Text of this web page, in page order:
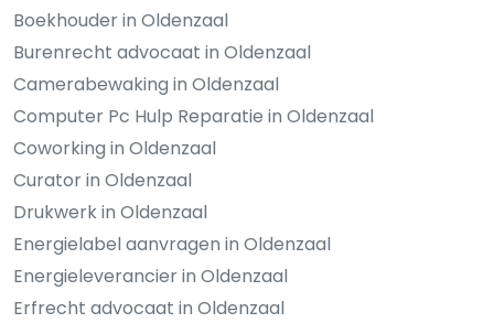
Boekhouder in Oldenzaal
Burenrecht advocaat in Oldenzaal
Camerabewaking in Oldenzaal
Computer Pc Hulp Reparatie in Oldenzaal
Coworking in Oldenzaal
Curator in Oldenzaal
Drukwerk in Oldenzaal
Energielabel aanvragen in Oldenzaal
Energieleverancier in Oldenzaal
Erfrecht advocaat in Oldenzaal